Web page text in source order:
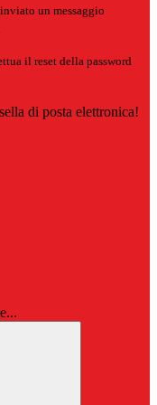
un messaggio
il reset della password
di posta elettronica!